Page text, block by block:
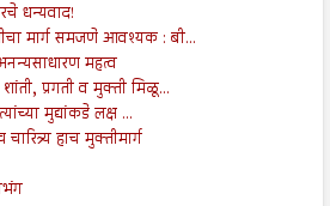
धन्यवाद!
मार्ग समजणे आवश्यक : बी...
महत्व
प्रगती व मुक्ती मिळू...
मुद्यांकडे लक्ष ...
हाच मुक्तीमार्ग